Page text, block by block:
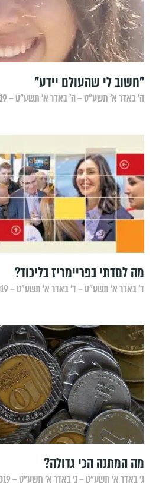
"חשוב לי שהעולם יידע"
ה׳ באדר א׳ תשע״ט – ה׳ באדר א׳ תשע״ט – 10/02/2019
מה למדתי בפריימריז בליכוד?
ד׳ באדר א׳ תשע״ט – ד׳ באדר א׳ תשע״ט – 09/02/2019
מה המתנה הכי גדולה?
ג׳ באדר א׳ תשע״ט – ג׳ באדר א׳ תשע״ט – 08/02/2019